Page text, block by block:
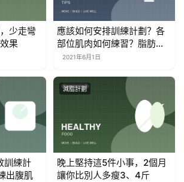
少走彎
果
應該如何安排訓練計劃？各
部位肌肉如何練習？脂肪肌
肉能否轉換？
2021年6月1日
訓練計
出腹肌
減脂計劃
晚上堅持這5件小事，2個月
讓你比別人多瘦3、4斤